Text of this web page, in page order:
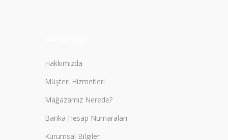
Hakkımızda
Müşteri Hizmetleri
Mağazamız Nerede?
Banka Hesap Numaraları
Kurumsal Bilgiler